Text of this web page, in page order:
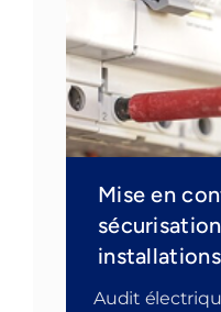
Mise en
installations
Audit